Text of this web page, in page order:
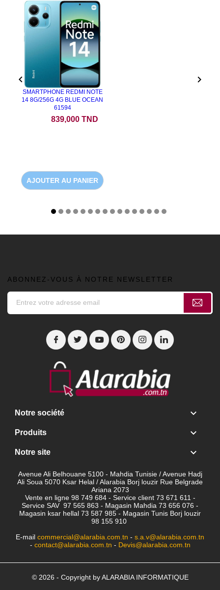
SMARTPHONE REDMI NOTE
14 8G/256G 4G BLUE OCEAN
61594
839,000 TND
AJOUTER AU PANIER
 
ABONNEZ-VOUS À NOTRE NEWSLETTER
Notre société 
Produits 
Notre site 
Avenue Ali Belhouane 5100 - Mahdia Tunisie / Avenue Hadj
Ali Soua 5070 Ksar Helal / Alarabia Borj louzir Rue Belgrade
Ariana 2073
Vente en ligne 98 749 684 - Service client 73 671 611 -
Service SAV 97 565 863 - Magasin Mahdia 73 656 076 -
Magasin ksar hellal 73 587 985 - Magasin Tunis Borj louzir
98 155 910
E-mail commercial@alarabia.com.tn - s.a.v@alarabia.com.tn
- contact@alarabia.com.tn - Devis@alarabia.com.tn
© 2026 - Copyright by ALARABIA INFORMATIQUE